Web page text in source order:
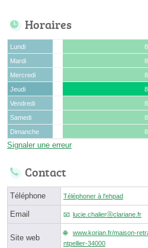
Horaires
Lundi
Mardi
Mercredi
Jeudi
Vendredi
Samedi
Dimanche
Signaler une erreur
Contact
Téléphone Téléphoner à l'ehpad
Email lucie.chalierⓐclariane.fr
Site web
www.korian.fr/maison-
ntpellier-34000